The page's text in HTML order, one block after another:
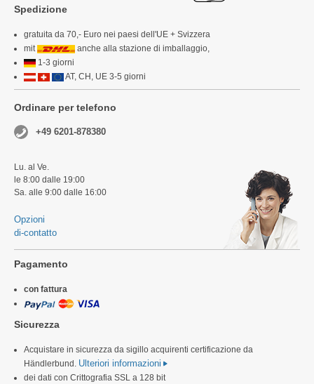
Spedizione
gratuita da 70,- Euro nei paesi dell'UE + Svizzera
mit
anche alla stazione di imballaggio,
1-3 giorni
AT, CH, UE 3-5 giorni
Ordinare per telefono
+49 6201-878380
Lu. al Ve.
le 8:00 dalle 19:00
Sa. alle 9:00 dalle 16:00
Opzioni
di-contatto
Pagamento
con fattura
Sicurezza
Acquistare in sicurezza da sigillo acquirenti certificazione da
Händlerbund. Ulteriori informazioni
dei dati con Crittografia SSL a 128 bit